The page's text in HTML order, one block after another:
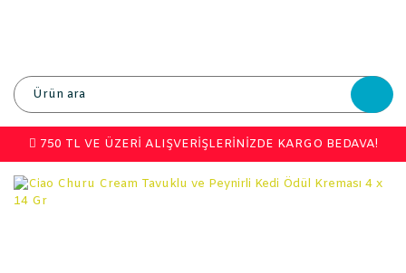
750 TL VE ÜZERİ ALIŞVERİŞLERİNİZDE KARGO BEDAVA!